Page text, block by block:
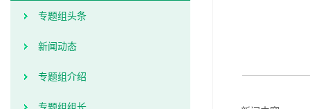
专题组头条
新闻动态
专题组介绍